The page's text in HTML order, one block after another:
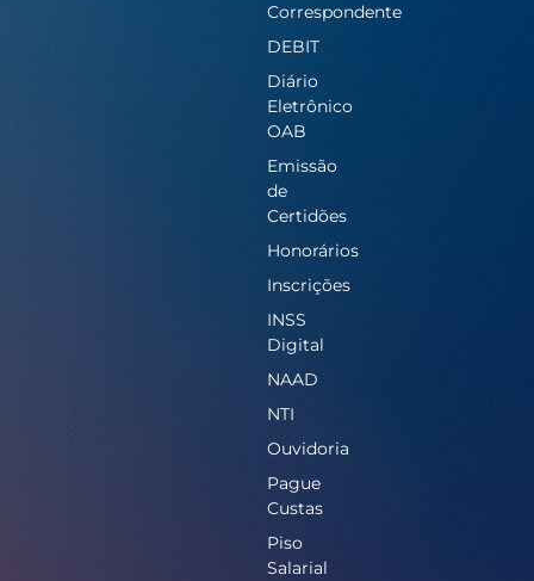
Correspondente
DEBIT
Diário
Eletrônico
OAB
Emissão
de
Certidões
Honorários
Inscrições
INSS
Digital
NAAD
NTI
Ouvidoria
Pague
Custas
Piso
Salarial